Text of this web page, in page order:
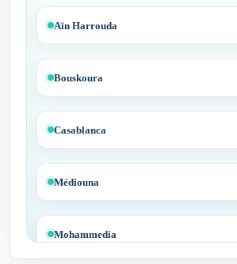
Aïn Harrouda
Bouskoura
Casablanca
Médiouna
Mohammedia